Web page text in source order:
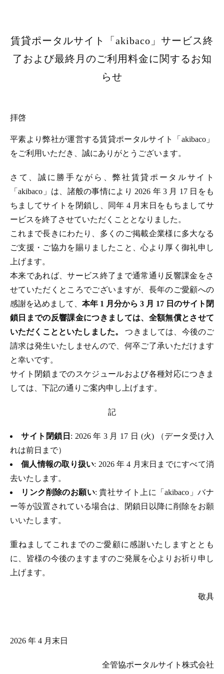
賃貸ポータルサイト「akibaco」サービス終
了および最終月のご利用料金に関するお知
らせ
拝啓
平素より弊社が運営する賃貸ポータルサイト「akibaco」
をご利用いただき、誠にありがとうございます。
さて、誠に勝手ながら、弊社賃貸ポータルサイト
「akibaco」は、諸般の事情により 2026 年 3 月 17 日をも
ちましてサイトを閉鎖し、同年 4 月末日をもちましてサ
ービスを終了させていただくこととなりました。
これまで長きにわたり、多くのご掲載企業様に多大なる
ご支援・ご協力を賜りましたこと、心より厚く御礼申し
上げます。
本来であれば、サービス終了まで通常通り反響課金をさ
せていただくところでございますが、長年のご愛顧への
感謝を込めまして、 本年 1 月分から 3 月 17 日のサイト閉
鎖日までの反響課金につきましては、全額無償とさせて
いただくことといたしました。つきましては、今後のご
請求は発生いたしませんので、何卒ご了承いただけます
と幸いです。
サイト閉鎖までのスケジュールおよび各種対応につきま
しては、下記の通りご案内申し上げます。
記
サイト閉鎖日 : 2026 年 3 月 17 日 (火) （データ受け入
れは前日まで）
個人情報の取り扱い: 2026 年 4 月末日までにすべて消
去いたします。
リンク削除のお願い: 貴社サイト上に「akibaco」バナ
ー等が設置されている場合は、閉鎖日以降に削除をお願
いいたします。
重ねましてこれまでのご愛顧に感謝いたしますととも
に、皆様の今後のますますのご発展を心よりお祈り申し
上げます。
敬具
2026 年 4 月末日
全管協ポータルサイト株式会社